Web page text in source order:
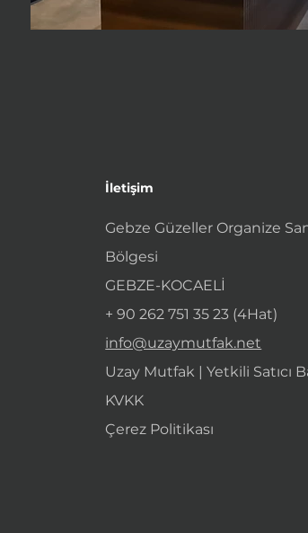
İletişim
Gebze Güzeller Organize
Bölgesi
GEBZE-KOCAELİ
+ 90 262 751 35 23 (4Hat)
info@uzaymutfak.net
Uzay Mutfak | Yetkili Satıcı
KVKK
Çerez Politikası